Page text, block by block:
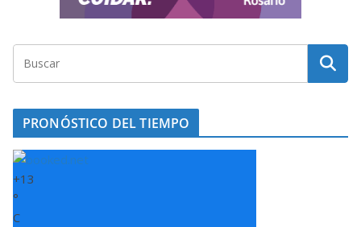
PRONÓSTICO DEL TIEMPO
+13
°
C